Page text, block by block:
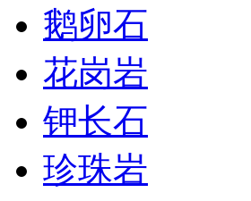
鹅卵石
花岗岩
钾长石
珍珠岩